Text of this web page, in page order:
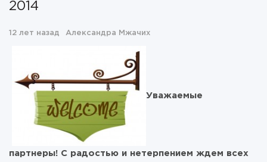
2014
12 лет назад Александра Мжачих
Уважаемые
партнеры! С радостью и нетерпением ждем всех